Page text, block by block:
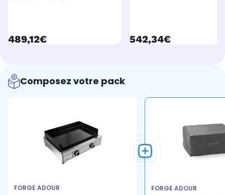
currentPrice
489,12€ currentPrice
542,34€
Composez votre pack
FORGE ADOUR
FORGE ADOUR